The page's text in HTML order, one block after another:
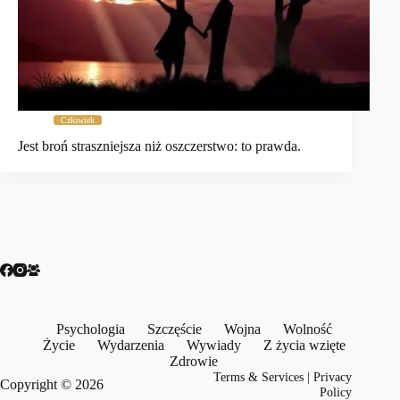
Człowiek
Jest broń straszniejsza niż oszczerstwo: to prawda.
Psychologia Szczęście Wojna
Wolność
Życie
Wydarzenia Wywiady
Z życia wzięte
Zdrowie
Copyright © 2026
Terms & Services |Privacy
Policy